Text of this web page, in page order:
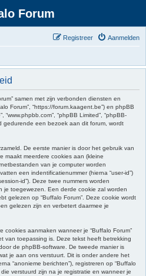
Forum
Aanmelden
Registreer
samen met zijn verbonden diensten en
Forum”, “https://forum.kaagent.be”) en phpBB
“www.phpbb.com”, “phpBB Limited”, “phpBB-
gedurende een bezoek aan dit forum, wordt
De eerste manier is door het gebruik van
maakt meerdere cookies aan (kleine
van je computer worden
een indentificatienummer (hierna “user-id”)
id”). Deze twee nummers worden
je toegewezen. Een derde cookie zal worden
gelezen op “Buffalo Forum”. Deze cookie wordt
gelezen zijn en verbetert daarmee je
aanmaken wanneer je “Buffalo Forum”
van toepassing is. Deze tekst heeft betrekking
de phpBB-software. De tweede manier is
je aan ons verstuurt. Dit is onder andere het
“anonieme berichten”), registreren op “Buffalo
verstuurd zijn na je registratie en wanneer je